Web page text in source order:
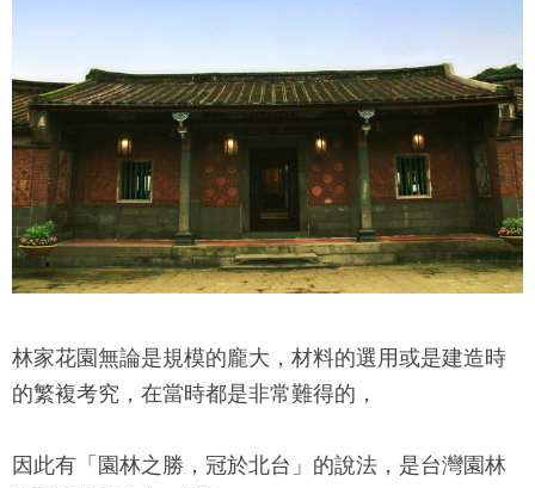
林家花園無論是規模的龐大，材料的選用或是建造時
的繁複考究，在當時都是非常難得的，
因此有「園林之勝，冠於北台」的說法，是台灣園林